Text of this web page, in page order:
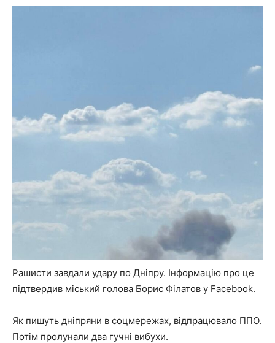
Рашисти завдали удару по Дніпру. Інформацію про це
підтвердив міський голова Борис Філатов у Facebook.
Як пишуть дніпряни в соцмережах, відпрацювало ППО.
Потім пролунали два гучні вибухи.